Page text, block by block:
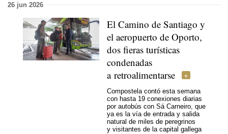
26 jun 2026
El Camino de Santiago y
el aeropuerto de Oporto,
dos fieras turísticas
condenadas
a retroalimentarse
Compostela contó esta semana
con hasta 19 conexiones diarias
por autobús con Sá Carneiro, que
ya es la vía de entrada y salida
natural de miles de peregrinos
y visitantes de la capital gallega